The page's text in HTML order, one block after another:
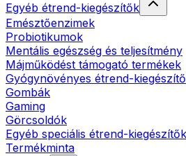
Egyéb étrend-kiegészítők
Emésztőenzimek
Probiotikumok
Mentális egészség és teljesítmény
Májműködést támogató termékek
Gyógynövényes étrend-
Gombák
Gaming
Görcsoldók
Egyéb speciális étrend-kiegészítők
Termékminta